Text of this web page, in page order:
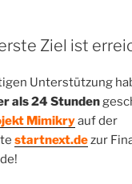
Ziel ist
Unterstützung
als 24 Stunden
Mimikryauf der
startnext.dezur